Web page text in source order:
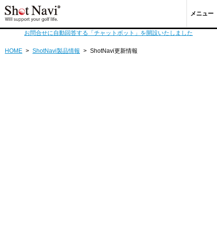
メニュー
お問合せに自動回答する「チャットボット」を開設いたしました
HOME > ShotNavi製品情報 > ShotNavi更新情報